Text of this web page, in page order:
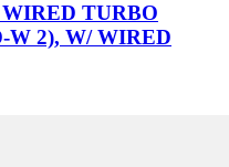
TURBO
W 2), W/ WIRED